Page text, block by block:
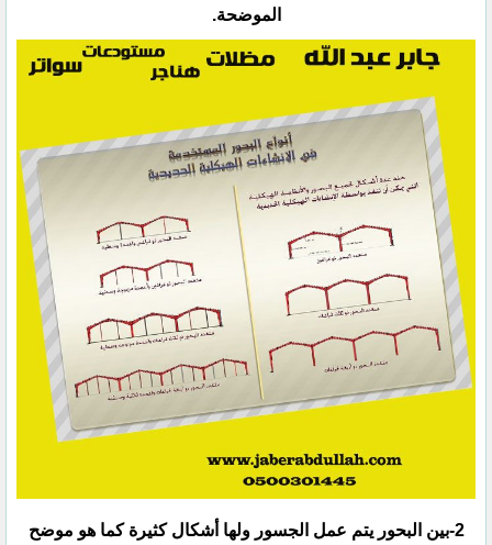
الموضحة.‏
‏2-بين البحور يتم عمل الجسور ولها أشكال كثيرة كما هو موضح